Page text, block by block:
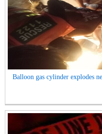
Balloon gas cylinder explodes